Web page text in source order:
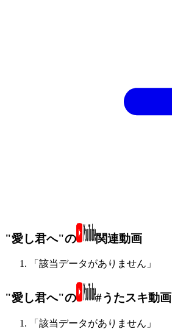
"愛し君へ"の 関連動画
「該当データがありません」
"愛し君へ"の #うたスキ動画
「該当データがありません」